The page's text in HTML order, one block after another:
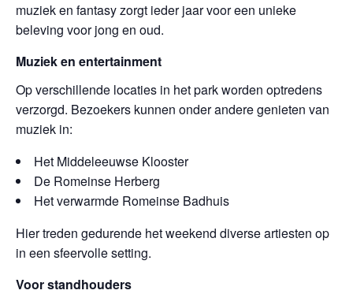
muziek en fantasy zorgt ieder jaar voor een unieke
beleving voor jong en oud.
Muziek en entertainment
Op verschillende locaties in het park worden optredens
verzorgd. Bezoekers kunnen onder andere genieten van
muziek in:
Het Middeleeuwse Klooster
De Romeinse Herberg
Het verwarmde Romeinse Badhuis
Hier treden gedurende het weekend diverse artiesten op
in een sfeervolle setting.
Voor standhouders